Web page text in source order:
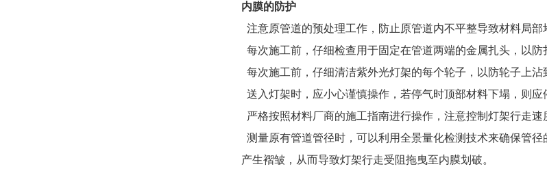
内膜的防护
注意原管道的预处理工作，防止原管道内不平整导致材料局部
每次施工前，仔细检查用于固定在管道两端的金属扎头，以防
每次施工前，仔细清洁紫外光灯架的每个轮子，以防轮子上沾
送入灯架时，应小心谨慎操作，若停气时顶部材料下塌，则
严格按照材料厂商的施工指南进行操作，注意控制灯架行走
测量原有管道管径时，可以利用全景量化检测技术来确保管
产生褶皱，从而导致灯架行走受阻拖曳至内膜划破。